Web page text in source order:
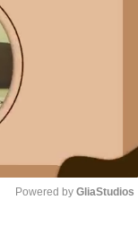
Powered by GliaStudios